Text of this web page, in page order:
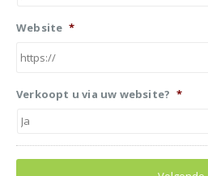
Website *
Verkoopt u via uw website? *